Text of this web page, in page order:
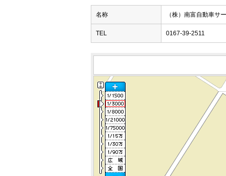
名称 （株）南富自動車
TEL 0167-39-2511